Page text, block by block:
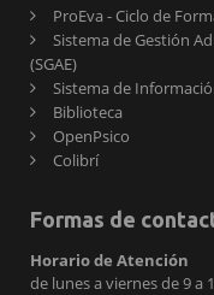
ProEva - Ciclo de
Sistema de Gestión
(SGAE)
Sistema de
Biblioteca
OpenPsico
Colibrí
Formas de
Horario de Atención
de lunes a viernes de 9 a